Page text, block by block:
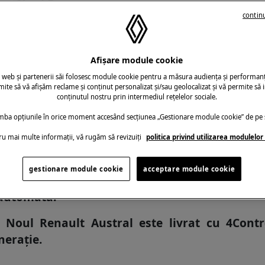
segmentul C, experiența de la bord este
includ un sistem de
noi, mai ergonomice, tapițerie nouă și
nă la 16 cm, permițând șoferului să
cu grupul motopropulsor full hybrid E-
motopropulsor full hybrid E-Tech de
performanță/eficiență la egalitate cu
106 g de CO2/km*. În România, gama
Noul Renault Austral este livrat cu
Afișare module cookie
și partenerii săi folosesc module cookie pentru a măsura audiența și
să vă afișăm reclame și conținut personalizat și/sau geolocalizat și vă permite să
conținutul nostru prin intermediul rețelelor sociale.
opțiunile în orice moment accesând secțiunea „Gestionare module cookie” de
mai multe informații, vă rugăm să revizuiți politica privind utilizarea modulelor
acceptare module cookie
gestionare module cookie